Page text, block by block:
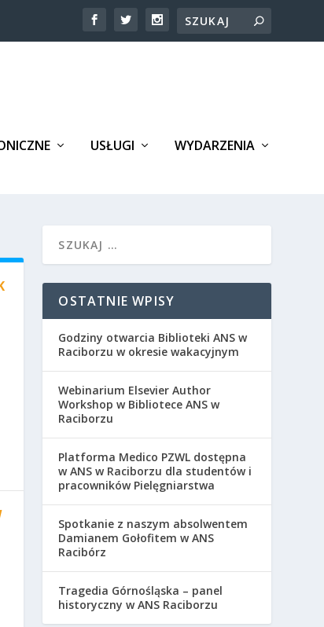
USŁUGI WYDARZENIA
OSTATNIE WPISY
Godziny otwarcia Biblioteki ANS w
Raciborzu w okresie wakacyjnym
Webinarium Elsevier Author
Workshop w Bibliotece ANS w
Raciborzu
Platforma Medico PZWL dostępna
w ANS w Raciborzu dla studentów i
pracowników Pielęgniarstwa
Spotkanie z naszym absolwentem
Damianem Gołofitem w ANS
Racibórz
Tragedia Górnośląska – panel
historyczny w ANS Raciborzu